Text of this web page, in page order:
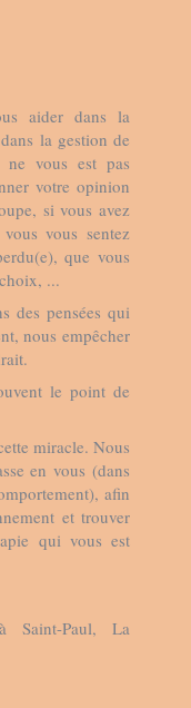
aider dans la
la gestion de
ne vous est pas
votre opinion
si vous avez
vous sentez
que vous
...
des pensées qui
nous empêcher
le point de
miracle. Nous
en vous (dans
afin
et trouver
qui vous est
Saint-Paul, La